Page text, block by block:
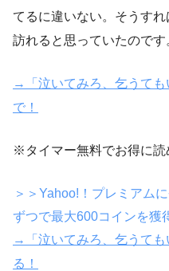
てるに違いない。そうす
訪れると思っていたのです
→「泣いてみろ、乞うて
で！
※タイマー無料でお得に読
＞＞Yahoo!！プレミアム
ずつで最大600コインを獲
→「泣いてみろ、乞うて
る！